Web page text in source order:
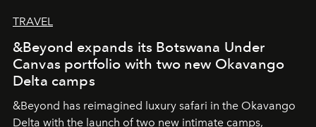
TRAVEL
&Beyond expands its Botswana Under
Canvas portfolio with two new Okavango
Delta camps
&Beyond has reimagined luxury safari in the Okavango
Delta with the launch of two new intimate camps,